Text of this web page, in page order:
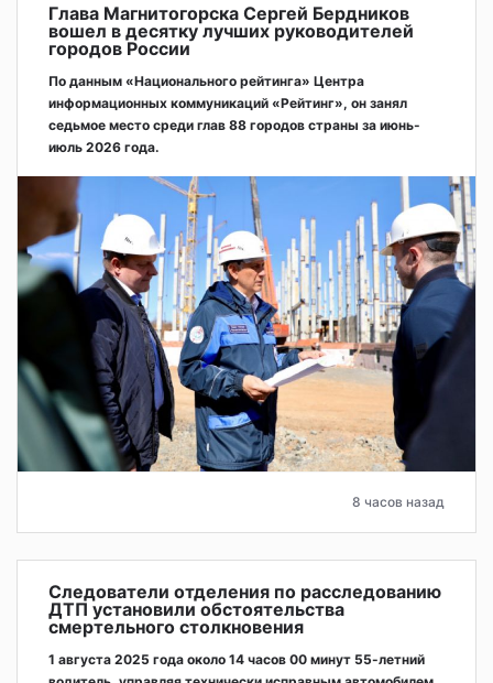
Глава Магнитогорска Сергей Бердников
вошел в десятку лучших руководителей
городов России
По данным «Национального рейтинга» Центра
информационных коммуникаций «Рейтинг», он занял
седьмое место среди глав 88 городов страны за июнь-
июль 2026 года.
8 часов назад
Следователи отделения по расследованию
ДТП установили обстоятельства
смертельного столкновения
1 августа 2025 года около 14 часов 00 минут 55-летний